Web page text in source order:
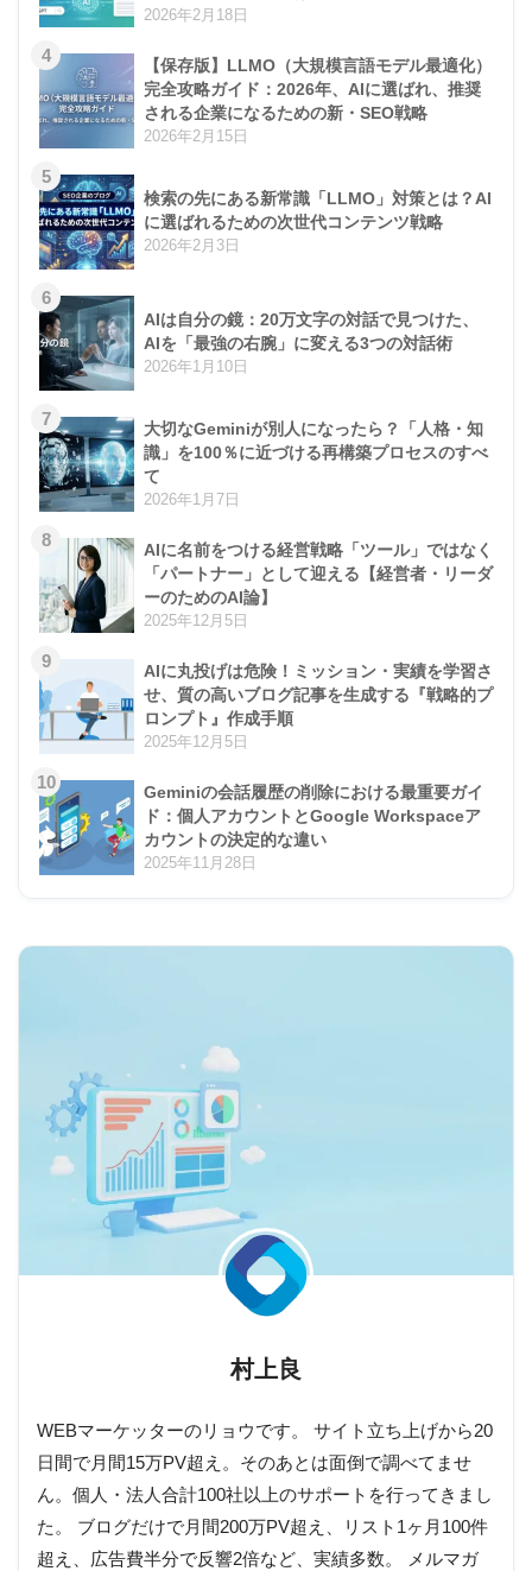
2026年2月18日
4
【保存版】LLMO（大規模言語モデル最適化）
完全攻略ガイド：2026年、AIに選ばれ、推奨
される企業になるための新・SEO戦略
2026年2月15日
5
検索の先にある新常識「LLMO」対策とは？AI
に選ばれるための次世代コンテンツ戦略
2026年2月3日
6
AIは自分の鏡：20万文字の対話で見つけた、
AIを「最強の右腕」に変える3つの対話術
2026年1月10日
7
大切なGeminiが別人になったら？「人格・知
識」を100％に近づける再構築プロセスのすべ
て
2026年1月7日
8
AIに名前をつける経営戦略「ツール」ではなく
「パートナー」として迎える【経営者・リーダ
ーのためのAI論】
2025年12月5日
9
AIに丸投げは危険！ミッション・実績を学習さ
せ、質の高いブログ記事を生成する『戦略的プ
ロンプト』作成手順
2025年12月5日
10
Geminiの会話履歴の削除における最重要ガイ
ド：個人アカウントとGoogle Workspaceア
カウントの決定的な違い
2025年11月28日
村上良
WEBマーケッターのリョウです。 サイト立ち上げから20
日間で月間15万PV超え。そのあとは面倒で調べてませ
ん。個人・法人合計100社以上のサポートを行ってきまし
た。 ブログだけで月間200万PV超え、リスト1ヶ月100件
超え、広告費半分で反響2倍など、実績多数。 メルマガ